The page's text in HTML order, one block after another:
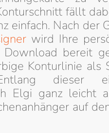
fällt
einfach. Nach der
wird Ihre
bereit
Konturlinie als
dieser
Elgi ganz leicht
auf